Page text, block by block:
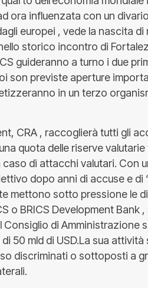
ora influenzata con un
europei , vede la nascita
storico incontro di
guideranno a turno i due
son previste aperture
in un terzo
CRA , raccoglierà tutti gli
quota delle riserve valutarie
di attacchi valutari. Con
dopo anni di accuse e
mettono sotto pressione le
o BRICS Development Bank
di Amministrazione
50 mld di USD.La sua
discriminati o sottoposti a